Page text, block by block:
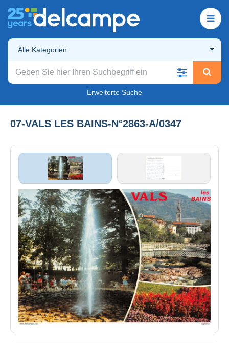
Alle Kategorien
Erweiterte Suche
07-VALS LES BAINS-N°2863-A/0347